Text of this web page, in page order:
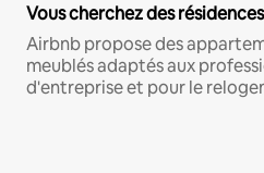
Vous cherchez des
Airbnb propose des
meublés adaptés aux
d'entreprise et pour le